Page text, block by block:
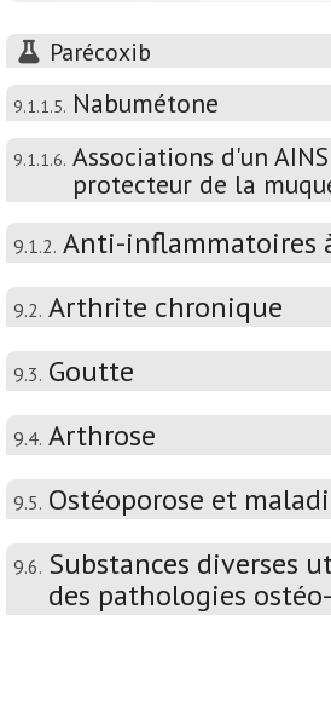
Parécoxib
9.1.1.5. Nabumétone
9.1.1.6. Associations d'un
protecteur de la
9.1.2. Anti-inflammatoires
9.2. Arthrite chronique
9.3. Goutte
9.4. Arthrose
9.5. Ostéoporose et
9.6. Substances diverses
des pathologies